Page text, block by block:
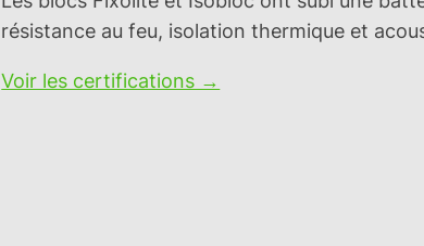
résistance au feu, isolation thermique et
Voir les certifications →